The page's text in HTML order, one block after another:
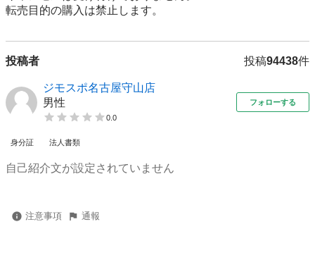
転売⽬的の購⼊は禁⽌します。
投稿者 投稿94438件
ジモスポ名古屋守山店
男性
0.0
フォローする
身分証 法人書類
自己紹介文が設定されていません
注意事項 通報